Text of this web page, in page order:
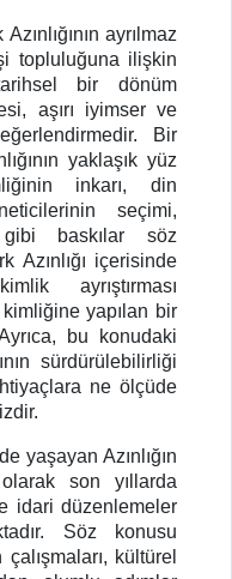
ayrılmaz
topluluğuna ilişkin
bir dönüm
aşırı iyimser ve
Bir
yaklaşık yüz
inkarı, din
seçimi,
gibi baskılar söz
Azınlığı içerisinde
ayrıştırması
kimliğine yapılan bir
bu konudaki
sürdürülebilirliği
ne ölçüde
yaşayan Azınlığın
son yıllarda
idari düzenlemeler
Söz konusu
kültürel